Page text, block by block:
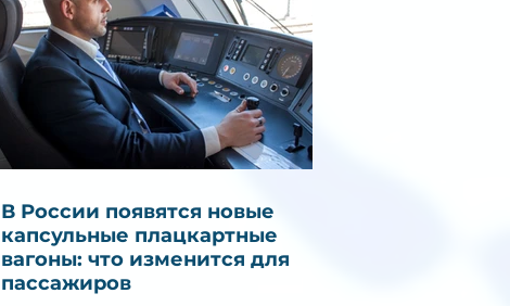
В России появятся новые
капсульные плацкартные
вагоны: что изменится для
пассажиров